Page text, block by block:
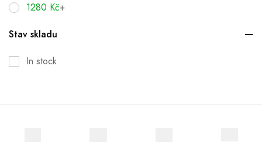
1280 Kč+
Stav skladu
In stock